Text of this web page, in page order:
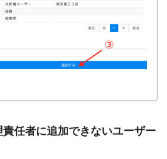
任者に追加できないユーザー